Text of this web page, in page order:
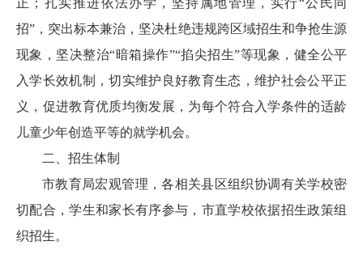
正；扎实推进依法办学，坚持属地管理，实行“公民同
招”，突出标本兼治，坚决杜绝违规跨区域招生和争抢生源
现象，坚决整治“暗箱操作”“掐尖招生”等现象，健全公平
入学长效机制，切实维护良好教育生态，维护社会公平正
义，促进教育优质均衡发展，为每个符合入学条件的适龄
儿童少年创造平等的就学机会。
二、招生体制
市教育局宏观管理，各相关县区组织协调有关学校密
切配合，学生和家长有序参与，市直学校依据招生政策组
织招生。